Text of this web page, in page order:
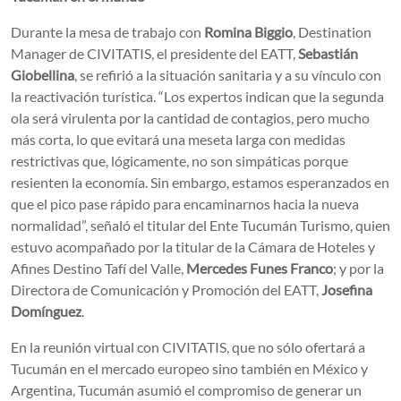
Durante la mesa de trabajo con Romina Biggio, Destination
Manager de CIVITATIS, el presidente del EATT,Sebastián
Giobellina, se refirió a la situación sanitaria y a su vínculo con
la reactivación turística. “Los expertos indican que la segunda
ola será virulenta por la cantidad de contagios, pero mucho
más corta, lo que evitará una meseta larga con medidas
restrictivas que, lógicamente, no son simpáticas porque
resienten la economía. Sin embargo, estamos esperanzados en
que el pico pase rápido para encaminarnos hacia la nueva
normalidad”, señaló el titular del Ente Tucumán Turismo, quien
estuvo acompañado por la titular de la Cámara de Hoteles y
Afines Destino Tafí del Valle, Mercedes Funes Franco; y por la
Directora de Comunicación y Promoción del EATT,Josefina
Domínguez.
En la reunión virtual con CIVITATIS, que no sólo ofertará a
Tucumán en el mercado europeo sino también en México y
Argentina, Tucumán asumió el compromiso de generar un